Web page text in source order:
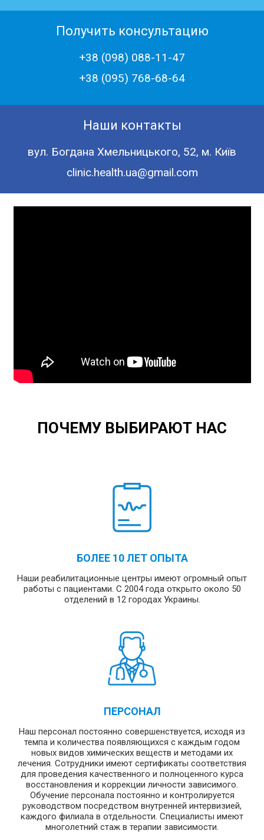
Получить консультацию
+38 (098) 088-11-47
+38 (‎095) 768-68-64
Наши контакты
вул. Богдана Хмельницького, 52, м. Київ
clinic.health.ua@gmail.com
ПОЧЕМУ ВЫБИРАЮТ НАС
БОЛЕЕ 10 ЛЕТ ОПЫТА
Наши реабилитационные центры имеют огромный опыт
работы с пациентами. С 2004 года открыто около 50
отделений в 12 городах Украины.
ПЕРСОНАЛ
Наш персонал постоянно совершенствуется, исходя из
темпа и количества появляющихся с каждым годом
новых видов химических веществ и методами их
лечения. Сотрудники имеют сертификаты соответствия
для проведения качественного и полноценного курса
восстановления и коррекции личности зависимого.
Обучение персонала постоянно и контролируется
руководством посредством внутренней интервизией,
каждого филиала в отдельности. Специалисты имеют
многолетний стаж в терапии зависимости.